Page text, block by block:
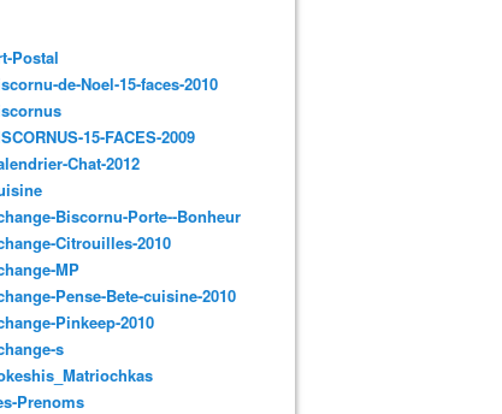
Postal
de-Noel-15-faces-2010
15-FACES-2009
Chat-2012
Biscornu-Porte--Bonheur
Citrouilles-2010
MP
Pense-Bete-cuisine-2010
Pinkeep-2010
s
Prenoms